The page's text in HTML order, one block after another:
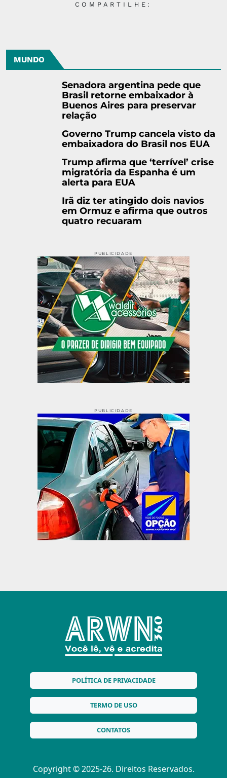
COMPARTILHE:
MUNDO
Senadora argentina pede que
Brasil retorne embaixador à
Buenos Aires para preservar
relação
Governo Trump cancela visto da
embaixadora do Brasil nos EUA
Trump afirma que ‘terrível’ crise
migratória da Espanha é um
alerta para EUA
Irã diz ter atingido dois navios
em Ormuz e afirma que outros
quatro recuaram
PUBLICIDADE
PUBLICIDADE
POLÍTICA DE PRIVACIDADE
TERMO DE USO
CONTATOS
Copyright © 2025-26. Direitos Reservados.